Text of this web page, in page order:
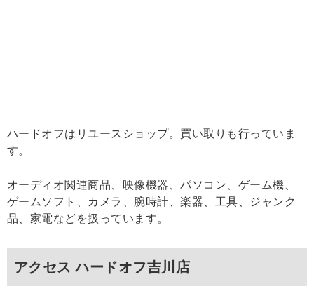
ハードオフはリユースショップ。買い取りも行っていま
す。
オーディオ関連商品、映像機器、パソコン、ゲーム機、
ゲームソフト、カメラ、腕時計、楽器、工具、ジャンク
品、家電などを扱っています。
アクセス ハードオフ吉川店